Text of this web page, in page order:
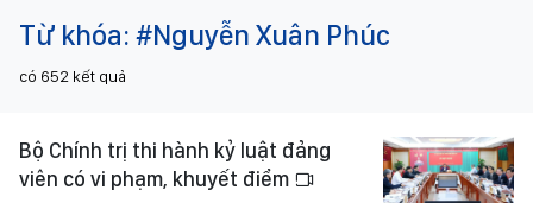
Từ khóa: #Nguyễn Xuân Phúc
có 652 kết quả
Bộ Chính trị thi hành kỷ luật đảng
viên có vi phạm, khuyết điểm